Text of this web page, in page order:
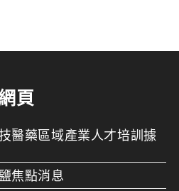
頁
醫藥區域產業人才培訓據
焦點消息